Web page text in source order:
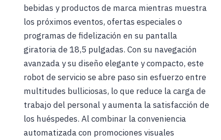
bebidas y productos de marca mientras muestra
los próximos eventos, ofertas especiales o
programas de fidelización en su pantalla
giratoria de 18,5 pulgadas. Con su navegación
avanzada y su diseño elegante y compacto, este
robot de servicio se abre paso sin esfuerzo entre
multitudes bulliciosas, lo que reduce la carga de
trabajo del personal y aumenta la satisfacción de
los huéspedes. Al combinar la conveniencia
automatizada con promociones visuales